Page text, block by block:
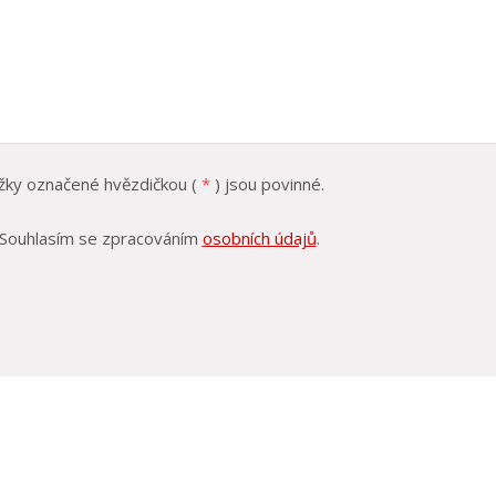
označené hvězdičkou ( * ) jsou povinné.
Souhlasím se zpracováním osobních údajů.